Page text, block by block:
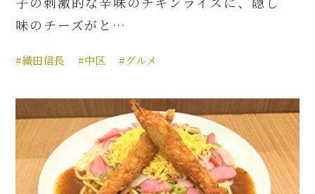
味のチーズがと…
#織田信長 #中区 #グルメ